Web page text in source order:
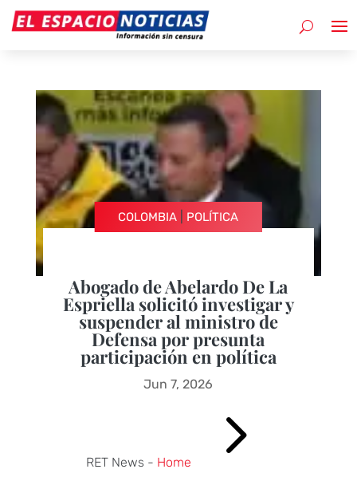
COLOMBIA POLÍTICA
Abogado de Abelardo De La
Espriella solicitó investigar y
suspender al ministro de
Defensa por presunta
participación en política
Jun 7, 2026
RET News - Home 5